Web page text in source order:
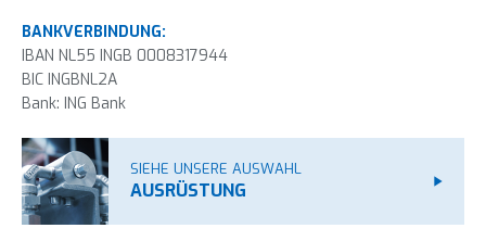
BANKVERBINDUNG:
IBAN NL55 INGB 0008317944
BIC INGBNL2A
Bank: ING Bank
SIEHE UNSERE AUSWAHL
AUSRÜSTUNG